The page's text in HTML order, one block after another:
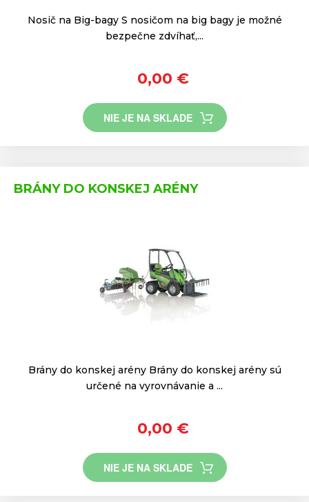
Nosič na Big-bagy S nosičom na big bagy je možné
bezpečne zdvíhať,...
0,00 €
NIE JE NA SKLADE
BRÁNY DO KONSKEJ ARÉNY
Brány do konskej arény Brány do konskej arény sú
určené na vyrovnávanie a ...
0,00 €
NIE JE NA SKLADE